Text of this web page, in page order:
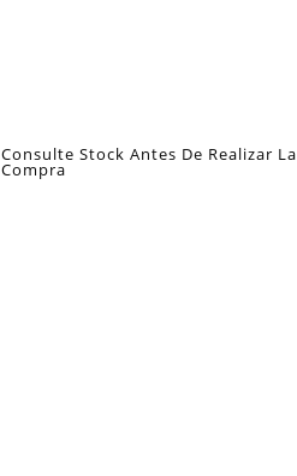
Consulte Stock Antes De Realizar La
Compra